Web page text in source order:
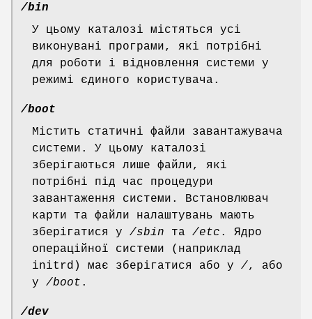
/bin
У цьому каталозі містяться усі
виконувані програми, які потрібні
для роботи і відновлення системи у
режимі єдиного користувача.
/boot
Містить статичні файли завантажувача
системи. У цьому каталозі
зберігаються лише файли, які
потрібні під час процедури
завантаження системи. Встановлювач
карти та файли налаштувань мають
зберігатися у /sbin та /etc . Ядро
операційної системи (наприклад
initrd) має зберігатися або у /, або
у /boot .
/dev